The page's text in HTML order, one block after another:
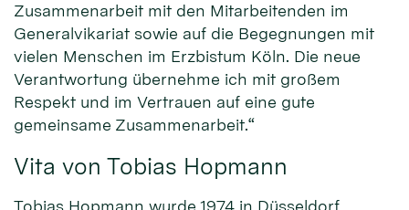
Zusammenarbeit mit den Mitarbeitenden im
Generalvikariat sowie auf die Begegnungen mit
vielen Menschen im Erzbistum Köln. Die neue
Verantwortung übernehme ich mit großem
Respekt und im Vertrauen auf eine gute
gemeinsame Zusammenarbeit.“
Vita von Tobias Hopmann
Tobias Hopmann wurde 1974 in Düsseldorf